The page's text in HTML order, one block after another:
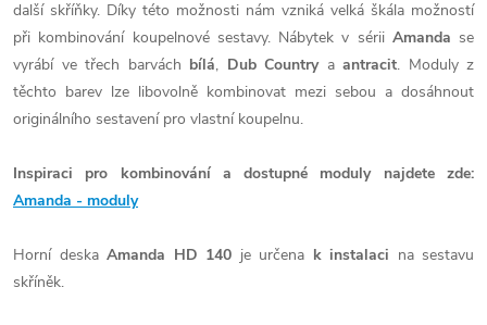
další skříňky. Díky této možnosti nám vzniká velká škála možností
při kombinování koupelnové sestavy. Nábytek v sérii Amanda se
vyrábí ve třech barvách bílá, Dub Countrya antracit. Moduly z
těchto barev lze libovolně kombinovat mezi sebou a dosáhnout
originálního sestavení pro vlastní koupelnu.
Inspiraci pro kombinování a dostupné moduly najdete zde:
Amanda - moduly
Horní deska Amanda HD 140 je určena k instalaci na sestavu
skříněk.